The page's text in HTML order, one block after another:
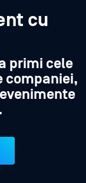
cu
primi cele
companiei,